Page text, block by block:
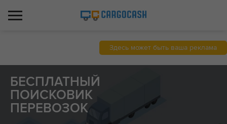
Здесь может быть ваша реклама
БЕСПЛАТНЫЙ
ПОИСКОВИК
ПЕРЕВОЗОК